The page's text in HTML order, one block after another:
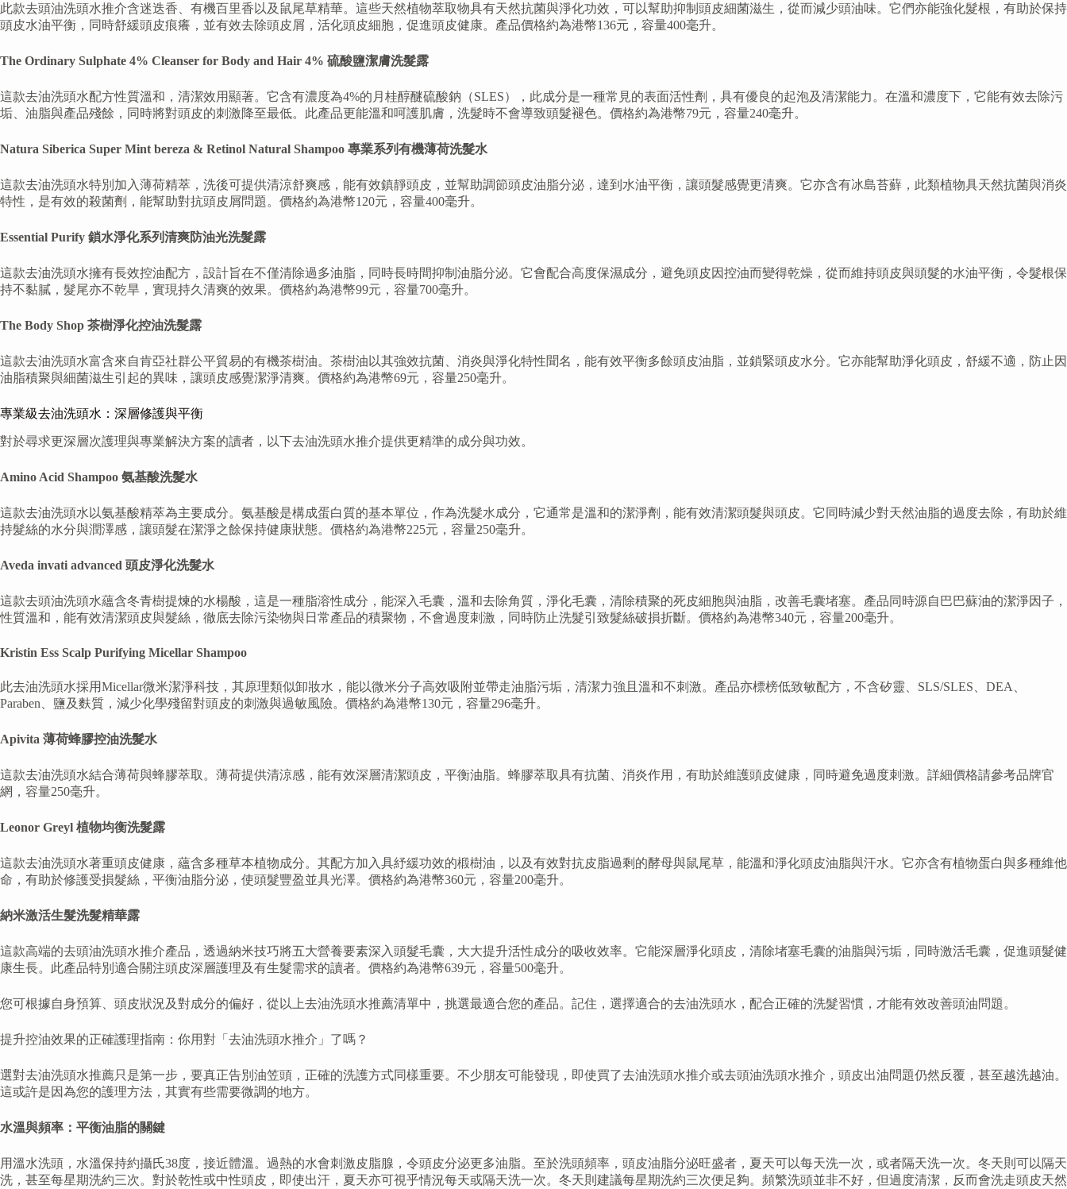
此款去頭油洗頭水推介含迷迭香、有機百里香以及鼠尾草精華。這些天然植物萃取物具有天然抗菌與淨化功效，可以幫助抑制頭皮細菌滋生，從而減少頭油味。它們亦能強化髮根，有助於保持
頭皮水油平衡，同時舒緩頭皮痕癢，並有效去除頭皮屑，活化頭皮細胞，促進頭皮健康。產品價格約為港幣136元，容量400毫升。
The Ordinary Sulphate 4% Cleanser for Body and Hair 4% 硫酸鹽潔膚洗髮露
這款去油洗頭水配方性質溫和，清潔效用顯著。它含有濃度為4%的月桂醇醚硫酸鈉（SLES），此成分是一種常見的表面活性劑，具有優良的起泡及清潔能力。在溫和濃度下，它能有效去除污
垢、油脂與產品殘餘，同時將對頭皮的刺激降至最低。此產品更能溫和呵護肌膚，洗髮時不會導致頭髮褪色。價格約為港幣79元，容量240毫升。
Natura Siberica Super Mint bereza & Retinol Natural Shampoo 專業系列有機薄荷洗髮水
這款去油洗頭水特別加入薄荷精萃，洗後可提供清涼舒爽感，能有效鎮靜頭皮，並幫助調節頭皮油脂分泌，達到水油平衡，讓頭髮感覺更清爽。它亦含有冰島苔蘚，此類植物具天然抗菌與消炎
特性，是有效的殺菌劑，能幫助對抗頭皮屑問題。價格約為港幣120元，容量400毫升。
Essential Purify 鎖水淨化系列清爽防油光洗髮露
這款去油洗頭水擁有長效控油配方，設計旨在不僅清除過多油脂，同時長時間抑制油脂分泌。它會配合高度保濕成分，避免頭皮因控油而變得乾燥，從而維持頭皮與頭髮的水油平衡，令髮根保
持不黏膩，髮尾亦不乾旱，實現持久清爽的效果。價格約為港幣99元，容量700毫升。
The Body Shop 茶樹淨化控油洗髮露
這款去油洗頭水富含來自肯亞社群公平貿易的有機茶樹油。茶樹油以其強效抗菌、消炎與淨化特性聞名，能有效平衡多餘頭皮油脂，並鎖緊頭皮水分。它亦能幫助淨化頭皮，舒緩不適，防止因
油脂積聚與細菌滋生引起的異味，讓頭皮感覺潔淨清爽。價格約為港幣69元，容量250毫升。
專業級去油洗頭水：深層修護與平衡
對於尋求更深層次護理與專業解決方案的讀者，以下去油洗頭水推介提供更精準的成分與功效。
Amino Acid Shampoo 氨基酸洗髮水
這款去油洗頭水以氨基酸精萃為主要成分。氨基酸是構成蛋白質的基本單位，作為洗髮水成分，它通常是溫和的潔淨劑，能有效清潔頭髮與頭皮。它同時減少對天然油脂的過度去除，有助於維
持髮絲的水分與潤澤感，讓頭髮在潔淨之餘保持健康狀態。價格約為港幣225元，容量250毫升。
Aveda invati advanced 頭皮淨化洗髮水
這款去頭油洗頭水蘊含冬青樹提煉的水楊酸，這是一種脂溶性成分，能深入毛囊，溫和去除角質，淨化毛囊，清除積聚的死皮細胞與油脂，改善毛囊堵塞。產品同時源自巴巴蘇油的潔淨因子，
性質溫和，能有效清潔頭皮與髮絲，徹底去除污染物與日常產品的積聚物，不會過度刺激，同時防止洗髮引致髮絲破損折斷。價格約為港幣340元，容量200毫升。
Kristin Ess Scalp Purifying Micellar Shampoo
此去油洗頭水採用Micellar微米潔淨科技，其原理類似卸妝水，能以微米分子高效吸附並帶走油脂污垢，清潔力強且溫和不刺激。產品亦標榜低致敏配方，不含矽靈、SLS/SLES、DEA、
Paraben、鹽及麩質，減少化學殘留對頭皮的刺激與過敏風險。價格約為港幣130元，容量296毫升。
Apivita 薄荷蜂膠控油洗髮水
這款去油洗頭水結合薄荷與蜂膠萃取。薄荷提供清涼感，能有效深層清潔頭皮，平衡油脂。蜂膠萃取具有抗菌、消炎作用，有助於維護頭皮健康，同時避免過度刺激。詳細價格請參考品牌官
網，容量250毫升。
Leonor Greyl 植物均衡洗髮露
這款去油洗頭水著重頭皮健康，蘊含多種草本植物成分。其配方加入具紓緩功效的椴樹油，以及有效對抗皮脂過剩的酵母與鼠尾草，能溫和淨化頭皮油脂與汗水。它亦含有植物蛋白與多種維他
命，有助於修護受損髮絲，平衡油脂分泌，使頭髮豐盈並具光澤。價格約為港幣360元，容量200毫升。
納米激活生髮洗髮精華露
這款高端的去頭油洗頭水推介產品，透過納米技巧將五大營養要素深入頭髮毛囊，大大提升活性成分的吸收效率。它能深層淨化頭皮，清除堵塞毛囊的油脂與污垢，同時激活毛囊，促進頭髮健
康生長。此產品特別適合關注頭皮深層護理及有生髮需求的讀者。價格約為港幣639元，容量500毫升。
您可根據自身預算、頭皮狀況及對成分的偏好，從以上去油洗頭水推薦清單中，挑選最適合您的產品。記住，選擇適合的去油洗頭水，配合正確的洗髮習慣，才能有效改善頭油問題。
提升控油效果的正確護理指南：你用對「去油洗頭水推介」了嗎？
選對去油洗頭水推薦只是第一步，要真正告別油笠頭，正確的洗護方式同樣重要。不少朋友可能發現，即使買了去油洗頭水推介或去頭油洗頭水推介，頭皮出油問題仍然反覆，甚至越洗越油。
這或許是因為您的護理方法，其實有些需要微調的地方。
水溫與頻率：平衡油脂的關鍵
用溫水洗頭，水溫保持約攝氏38度，接近體溫。過熱的水會刺激皮脂腺，令頭皮分泌更多油脂。至於洗頭頻率，頭皮油脂分泌旺盛者，夏天可以每天洗一次，或者隔天洗一次。冬天則可以隔天
洗，甚至每星期洗約三次。對於乾性或中性頭皮，即使出汗，夏天亦可視乎情況每天或隔天洗一次。冬天則建議每星期洗約三次便足夠。頻繁洗頭並非不好，但過度清潔，反而會洗走頭皮天然